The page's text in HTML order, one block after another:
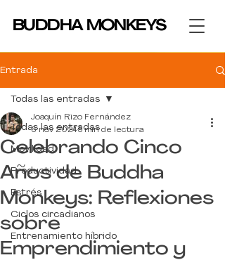
BUDDHA MONKEYS
BUDDHA MONKEYS
Entrada
Todas las entradas
Movilidad
Productividad
Estrés
Ciclos circadianos
Entrenamiento híbrido
Todas las entradas
Celebrando Cinco
Años de Buddha
Monkeys: Reflexiones
sobre
Emprendimiento y
Joaquín Rizo Fernández
6 nov 20245 min de lectura